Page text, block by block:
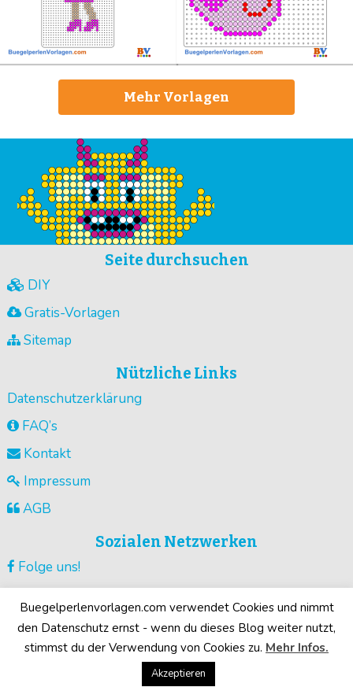
Mehr Vorlagen
Seite durchsuchen
DIY
Gratis-Vorlagen
Sitemap
Nützliche Links
Datenschutzerklärung
FAQ’s
Kontakt
Impressum
AGB
Sozialen Netzwerken
Folge uns!
Guck unsere Videos !
Deine Motive!
Buegelperlenvorlagen.com verwendet Cookies und nimmt
den Datenschutz ernst - wenn du dieses Blog weiter nutzt,
stimmst du der Verwendung von Cookies zu. Mehr Infos.
Akzeptieren